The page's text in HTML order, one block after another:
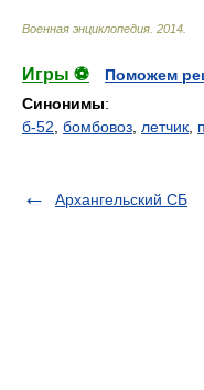
Военная энциклопедия 2014
Игры ⚽
Поможем
Синонимы:
б-52 бомбовоз летчик
Архангельский СБ